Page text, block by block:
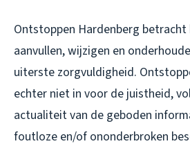
Ontstoppen Hardenberg
aanvullen, wijzigen en
uiterste zorgvuldigheid.
echter niet in voor de juistheid,
actualiteit van de geboden
foutloze en/of ononderbroken